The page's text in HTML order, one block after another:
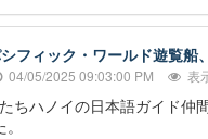
フィック・ワールド遊覧船
04/05/2025 09:03:00 PM 表
ちハノイの日本語ガイド